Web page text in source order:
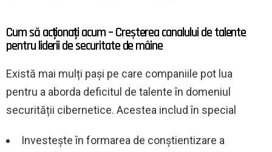
Cum să acționați acum – Creșterea canalului de talente
pentru liderii de securitate de mâine
Există mai mulți pași pe care companiile pot lua
pentru a aborda deficitul de talente în domeniul
securității cibernetice. Acestea includ în special
Investește în formarea de conștientizare a